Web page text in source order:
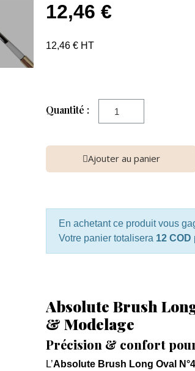
12,46 €
12,46 € HT
Quantité :
Ajouter au panier
En achetant ce produit vous
Votre panier totalisera 12
Absolute Brush
& Modelage
Précision & confort
L’Absolute Brush Long Oval N°4